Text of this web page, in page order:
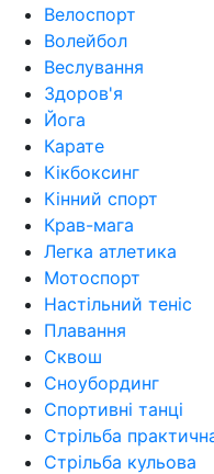
Велоспорт
Волейбол
Веслування
Здоров'я
Йога
Карате
Кікбоксинг
Кінний спорт
Крав-мага
Легка атлетика
Мотоспорт
Настільний теніс
Плавання
Сквош
Сноубординг
Спортивні танці
Стрільба
Стрільба кульова